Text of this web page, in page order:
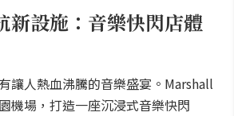
新設施：音樂快閃店體
讓人熱血沸騰的音樂盛宴。Marshall
機場，打造一座沉浸式音樂快閃